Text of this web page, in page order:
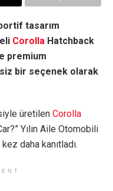
tasarım
Corolla Hatchback
premium
bir seçenek olarak
üretilen Corolla
Yılın Aile Otomobili
daha kanıtladı.